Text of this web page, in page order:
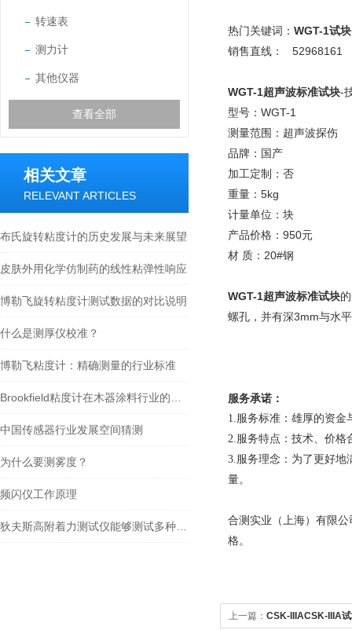
转速表
测力计
其他仪器
查看全部
相关文章
RELEVANT ARTICLES
布氏旋转粘度计的历史发展与未来展望
皮肤外用化学仿制药的线性粘弹性响应
博勒飞旋转粘度计测试数据的对比说明
什么是测厚仪校准？
博勒飞粘度计：精确测量的行业标准
中国传感器行业发展空间猜测
为什么要测雾度？
频闪仪工作原理
热门关键词： WGT-1试块
销售直线： 52968161
WGT-1超声波标准试块-
型号：WGT-1
测量范围：超声波探伤
品牌：国产
加工定制：否
重量：5kg
计量单位：块
产品价格：950元
材 质：20#钢
WGT-1超声波标准试块
螺孔，并有深3mm与水
服务承诺：
1.服务标准：雄厚的资金
2.服务特点：技术、价格
3.服务理念：为了更好地
量。
合测实业（上海）有限公
格。
上一篇： CSK-IIIACSK-IIIA